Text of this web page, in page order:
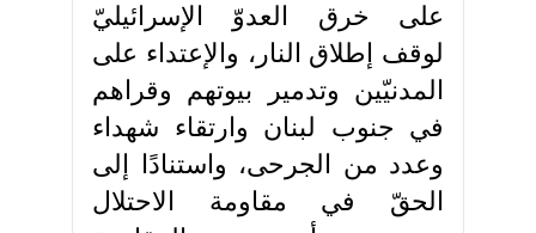
على خرق العدوّ الإسرائيليّ
لوقف إطلاق النار، والإعتداء على
المدنيّين وتدمير بيوتهم وقراهم
في جنوب لبنان وارتقاء شهداء
وعدد من الجرحى، واستنادًا إلى
الحقّ في مقاومة الاحتلال